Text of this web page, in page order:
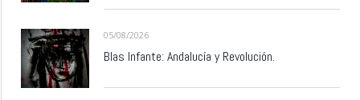
05/08/2026
Blas Infante: Andalucía y Revolución.